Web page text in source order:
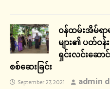
ဝန်ထမ်းအိမ်ရာ
များ၏ ပတ်ဝန်
ရှင်းလင်းဆော
စစ်ဆေးခြင်း
September 27, 2021 admin